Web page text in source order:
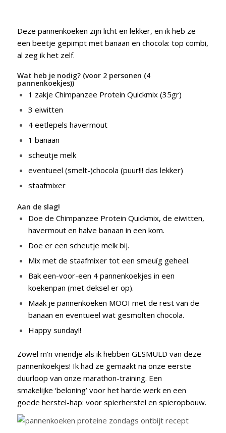
Deze pannenkoeken zijn licht en lekker, en ik heb ze
een beetje gepimpt met banaan en chocola: top combi,
al zeg ik het zelf.
Wat heb je nodig? (voor 2 personen (4
pannenkoekjes))
1 zakje Chimpanzee Protein Quickmix (35gr)
3 eiwitten
4 eetlepels havermout
1 banaan
scheutje melk
eventueel (smelt-)chocola (puur!!! das lekker)
staafmixer
Aan de slag!
Doe de Chimpanzee Protein Quickmix, de eiwitten,
havermout en halve banaan in een kom.
Doe er een scheutje melk bij.
Mix met de staafmixer tot een smeuïg geheel.
Bak een-voor-een 4 pannenkoekjes in een
koekenpan (met deksel er op).
Maak je pannenkoeken MOOI met de rest van de
banaan en eventueel wat gesmolten chocola.
Happy sunday!!
Zowel m’n vriendje als ik hebben GESMULD van deze
pannenkoekjes! Ik had ze gemaakt na onze eerste
duurloop van onze marathon-training. Een
smakelijke ‘beloning’ voor het harde werk en een
goede herstel-hap: voor spierherstel en spieropbouw.